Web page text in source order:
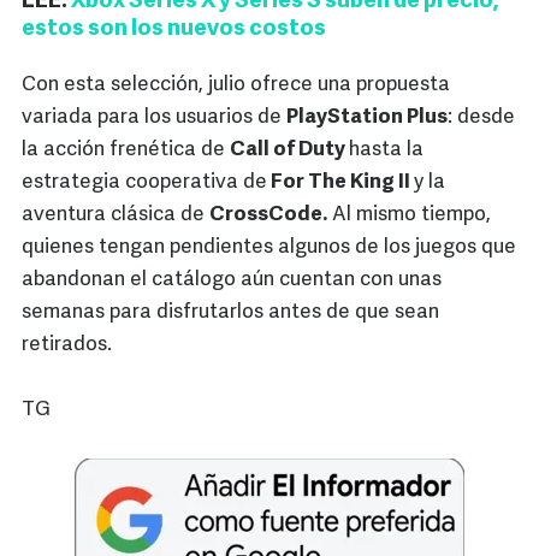
estos son los nuevos costos
Con esta selección, julio ofrece una propuesta
variada para los usuarios de PlayStation Plus: desde
la acción frenética de Call of Duty hasta la
estrategia cooperativa de For The King II y la
aventura clásica de CrossCode. Al mismo tiempo,
quienes tengan pendientes algunos de los juegos que
abandonan el catálogo aún cuentan con unas
semanas para disfrutarlos antes de que sean
retirados.
TG